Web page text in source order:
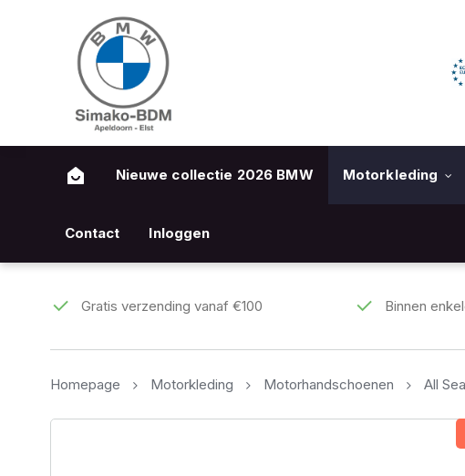
Nieuwe collectie 2026 BMW Motorkleding
Contact Inloggen
Gratis verzending vanaf €100 Binnen
Homepage Motorkleding Motorhandschoenen All